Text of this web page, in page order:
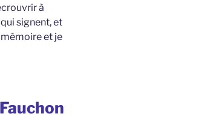
à
signent, et
et je